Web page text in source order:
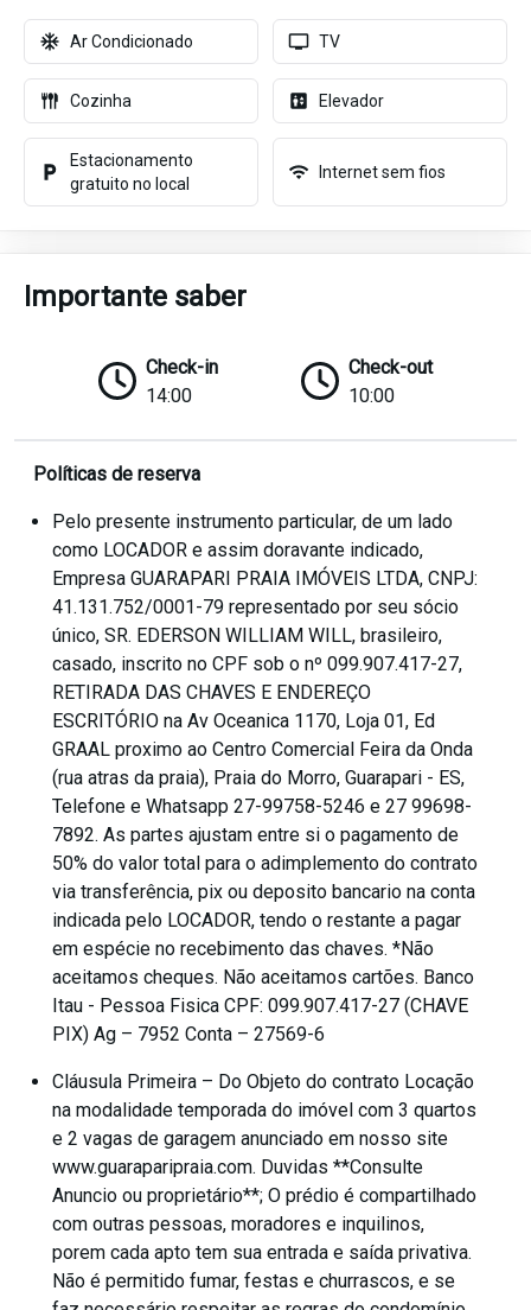
Ar Condicionado TV
Cozinha Elevador
Estacionamento
gratuito no local
Internet sem fios
Importante saber
Check-in
14:00
Check-out
10:00
Políticas de reserva
Pelo presente instrumento particular, de um lado
como LOCADOR e assim doravante indicado,
Empresa GUARAPARI PRAIA IMÓVEIS LTDA, CNPJ:
41.131.752/0001-79 representado por seu sócio
único, SR. EDERSON WILLIAM WILL, brasileiro,
casado, inscrito no CPF sob o nº 099.907.417-27,
RETIRADA DAS CHAVES E ENDEREÇO
ESCRITÓRIO na Av Oceanica 1170, Loja 01, Ed
GRAAL proximo ao Centro Comercial Feira da Onda
(rua atras da praia), Praia do Morro, Guarapari - ES,
Telefone e Whatsapp 27-99758-5246 e 27 99698-
7892. As partes ajustam entre si o pagamento de
50% do valor total para o adimplemento do contrato
via transferência, pix ou deposito bancario na conta
indicada pelo LOCADOR, tendo o restante a pagar
em espécie no recebimento das chaves. *Não
aceitamos cheques. Não aceitamos cartões. Banco
Itau - Pessoa Fisica CPF: 099.907.417-27 (CHAVE
PIX) Ag – 7952 Conta – 27569-6
Cláusula Primeira – Do Objeto do contrato Locação
na modalidade temporada do imóvel com 3 quartos
e 2 vagas de garagem anunciado em nosso site
www.guaraparipraia.com. Duvidas **Consulte
Anuncio ou proprietário**; O prédio é compartilhado
com outras pessoas, moradores e inquilinos,
porem cada apto tem sua entrada e saída privativa.
Não é permitido fumar, festas e churrascos, e se